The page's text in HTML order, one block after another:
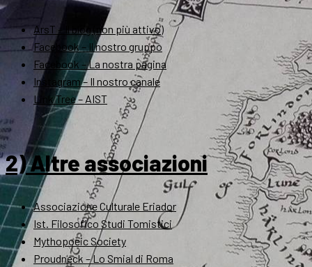
ArsT – Il blog (non più attivo)
Facebook – Il nostro gruppo
Facebook – La nostra pagina
Instagram – Il nostro canale
Link Tree – AIST
2) Altre associazioni
Associazione Culturale Eriador
Ist. Filosofico Studi Tomistici
Mythopoeic Society
Proudneck – Lo Smial di Roma